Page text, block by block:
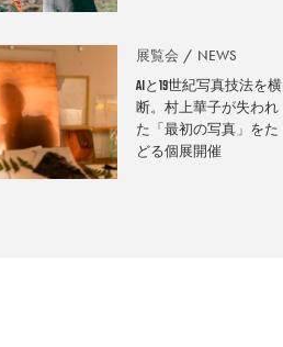
展覧会 NEWS
AIと19世紀写真技法を横
断。村上華子が失われ
た「最初の写真」をた
どる個展開催